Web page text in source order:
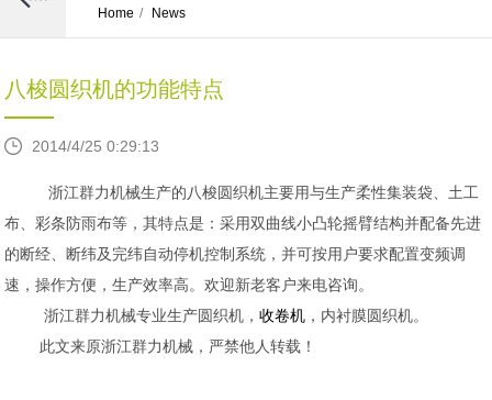
Home / News
八梭圆织机的功能特点
2014/4/25 0:29:13
浙江群力机械生产的八梭圆织机主要用与生产柔性集装袋、土工
布、彩条防雨布等，其特点是：采用双曲线小凸轮摇臂结构并配备先进
的断经、断纬及完纬自动停机控制系统，并可按用户要求配置变频调
速，操作方便，生产效率高。欢迎新老客户来电咨询。
浙江群力机械专业生产圆织机，收卷机 ，内衬膜圆织机。
此文来原浙江群力机械，严禁他人转载！